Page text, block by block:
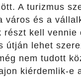
A turizmus
város és a
részt kell vennie
útján lehet
nem tudott
kiérdemlik-e